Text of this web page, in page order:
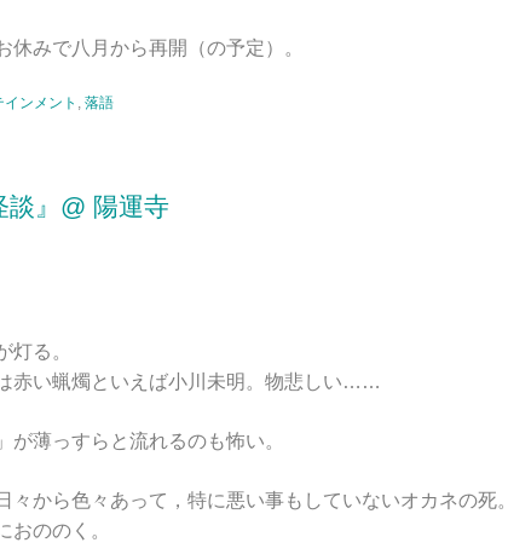
休みで八月から再開（の予定）。
ンメント 落語
談』@ 陽運寺
灯る。
赤い蝋燭といえば小川未明。物悲しい……
薄っすらと流れるのも怖い。
々から色々あって，特に悪い事もしていないオカネの死。
おののく。